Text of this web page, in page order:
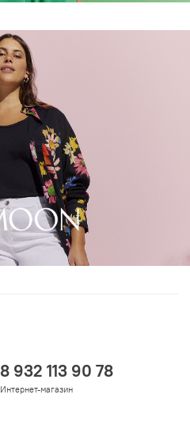
8 932 113 90 78
Интернет-магазин